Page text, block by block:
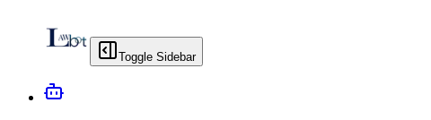
Toggle Sidebar